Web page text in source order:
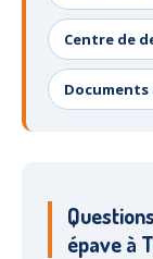
Centre de
épave à